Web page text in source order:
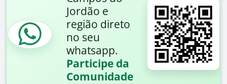
Jordão e
região direto
no seu
whatsapp.
Participe da
Comunidade